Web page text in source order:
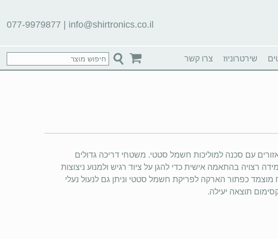
077-9979877 info@shirtronics.co.il
שירטרוניוז צרו קשר
עם סכנה למוליכות חשמל סטטי. משטחי דריכה גדולים
רצויה בהתאמה אישית כדי להגן על ציוד רגיש ולמנוע ניצוצות
כפתור הארקה לפריקת חשמל סטטי וניתן גם לנעול נעלי
תוצאה יעילה.